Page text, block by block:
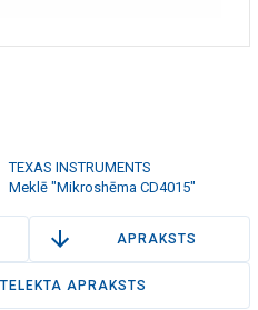
TEXAS INSTRUMENTS
Meklē "Mikroshēma CD4015"
APRAKSTS
APRAKSTS